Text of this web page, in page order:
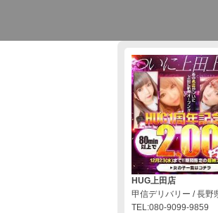
HUG上田店
甲信デリバリー / 長野
TEL:080-9099-9859